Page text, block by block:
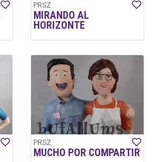
PRSZ
MIRANDO AL
HORIZONTE
PRSZ
MUCHO POR COMPARTIR